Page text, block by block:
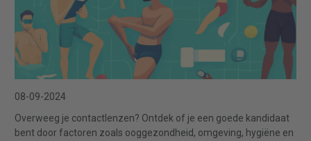
08-09-2024
Overweeg je contactlenzen? Ontdek of je een goede kandidaat
bent door factoren zoals ooggezondheid, omgeving, hygiëne en